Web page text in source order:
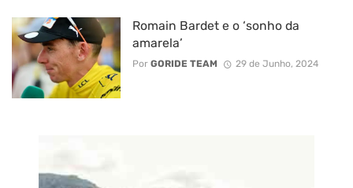
Romain Bardet e o ‘sonho da
amarela’
Por GORIDE TEAM 29 de Junho, 2024